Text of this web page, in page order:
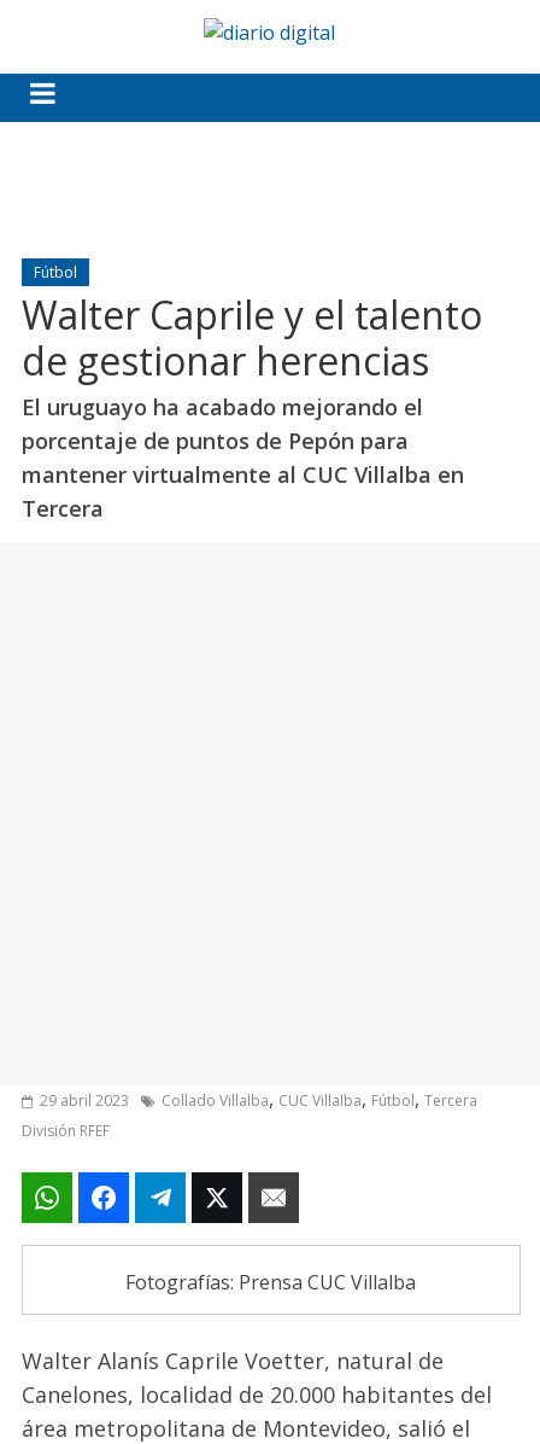
Fútbol
Walter Caprile y el talento
de gestionar herencias
El uruguayo ha acabado mejorando el
porcentaje de puntos de Pepón para
mantener virtualmente al CUC Villalba en
Tercera
29 abril 2023 Collado Villalba, CUC Villalba, Fútbol,Tercera
División RFEF
Fotografías: Prensa CUC Villalba
Walter Alanís Caprile Voetter, natural de
Canelones, localidad de 20.000 habitantes del
área metropolitana de Montevideo, salió el